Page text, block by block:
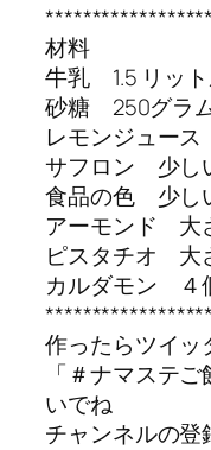
材料
牛乳 1.5 リッ
砂糖 250グラ
レモンジュー
サフロン 少し
食品の色 少し
アーモンド 大
ピスタチオ 大
カルダモン ４
作ったらツイッ
「＃ナマステ
いでね
チャンネルの